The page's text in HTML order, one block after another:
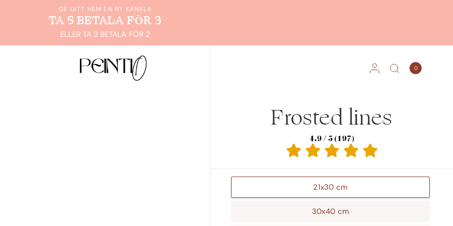
GE DITT HEM EN NY KÄNSLA
TA 5 BETALA FÖR 3
ELLER TA 3 BETALA FÖR 2
0
Frosted lines
21x30 cm
30x40 cm